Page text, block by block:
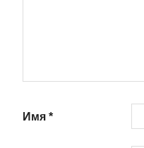
Имя *